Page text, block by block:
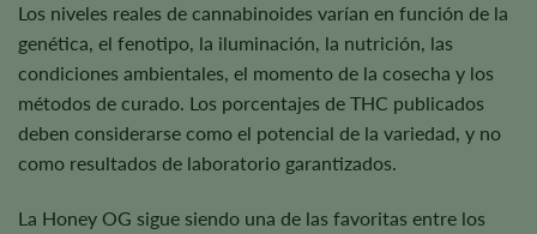
Los niveles reales de cannabinoides varían en función de la
genética, el fenotipo, la iluminación, la nutrición, las
condiciones ambientales, el momento de la cosecha y los
métodos de curado. Los porcentajes de THC publicados
deben considerarse como el potencial de la variedad, y no
como resultados de laboratorio garantizados.
La Honey OG sigue siendo una de las favoritas entre los